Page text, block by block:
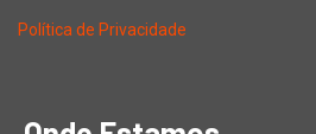
Política de Privacidade